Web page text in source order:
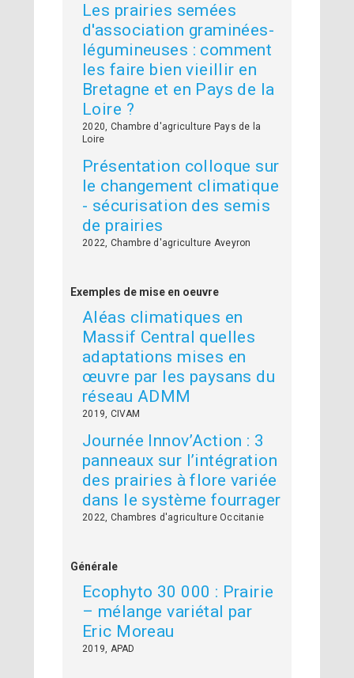
Les prairies semées
d'association graminées-
légumineuses : comment
les faire bien vieillir en
Bretagne et en Pays de la
Loire ?
2020, Chambre d'agriculture Pays de la
Loire
Présentation colloque sur
le changement climatique
- sécurisation des semis
de prairies
2022, Chambre d'agriculture Aveyron
Exemples de mise en oeuvre
Aléas climatiques en
Massif Central quelles
adaptations mises en
œuvre par les paysans du
réseau ADMM
2019, CIVAM
Journée Innov’Action : 3
panneaux sur l’intégration
des prairies à flore variée
dans le système fourrager
2022, Chambres d'agriculture Occitanie
Générale
Ecophyto 30 000 : Prairie
– mélange variétal par
Eric Moreau
2019, APAD